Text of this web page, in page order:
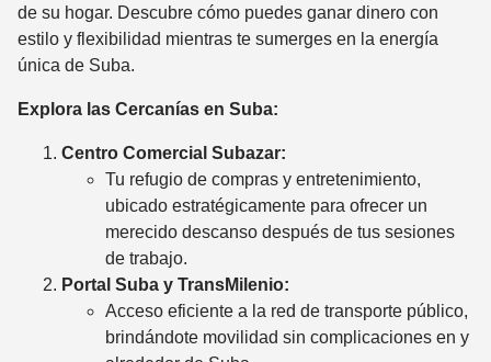
de su hogar. Descubre cómo puedes ganar dinero con
estilo y flexibilidad mientras te sumerges en la energía
única de Suba.
Explora las Cercanías en Suba:
Centro Comercial Subazar:
Tu refugio de compras y entretenimiento,
ubicado estratégicamente para ofrecer un
merecido descanso después de tus sesiones
de trabajo.
Portal Suba y TransMilenio:
Acceso eficiente a la red de transporte público,
brindándote movilidad sin complicaciones en y